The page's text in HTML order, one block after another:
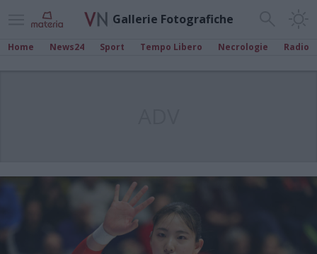
Gallerie Fotografiche
Home News24 Sport Tempo Libero Necrologie Radio